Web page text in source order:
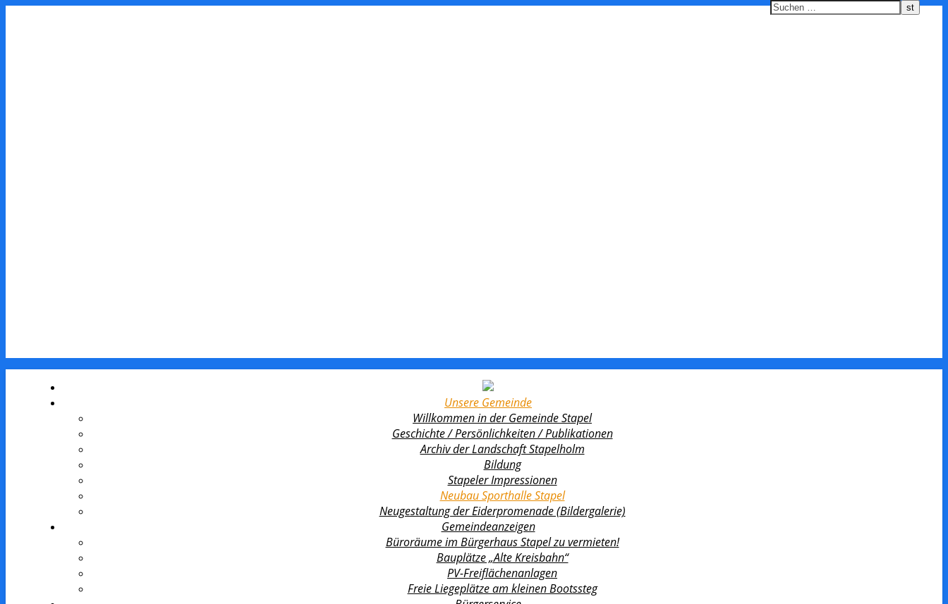
Unsere Gemeinde
Willkommen in der Gemeinde Stapel
Geschichte / Persönlichkeiten / Publikationen
Archiv der Landschaft Stapelholm
Bildung
Stapeler Impressionen
Neubau Sporthalle Stapel
Neugestaltung der Eiderpromenade (Bildergalerie)
Gemeindeanzeigen
Büroräume im Bürgerhaus Stapel zu vermieten!
Bauplätze „Alte Kreisbahn“
PV-Freiflächenanlagen
Freie Liegeplätze am kleinen Bootssteg